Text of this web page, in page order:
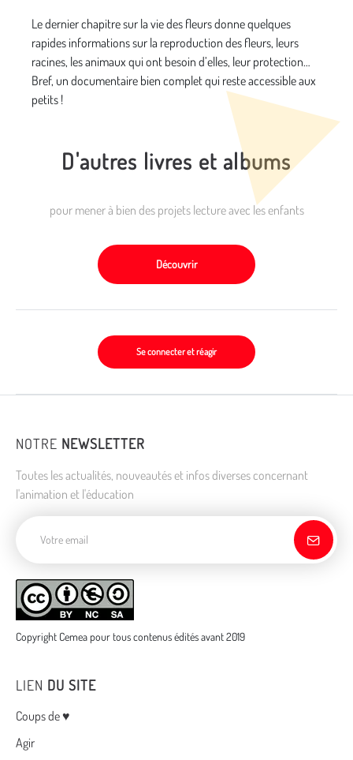
Le dernier chapitre sur la vie des fleurs donne quelques
rapides informations sur la reproduction des fleurs, leurs
racines, les animaux qui ont besoin d’elles, leur protection…
Bref, un documentaire bien complet qui reste accessible aux
petits !
D'autres livres et albums
pour mener à bien des projets lecture avec les enfants
Découvrir
Se connecter et réagir
NOTRE NEWSLETTER
Toutes les actualités, nouveautés et infos diverses concernant
l'animation et l'éducation
Copyright Cemea pour tous contenus édités avant 2019
LIEN DU SITE
Menu
Coups de ♥
Agir